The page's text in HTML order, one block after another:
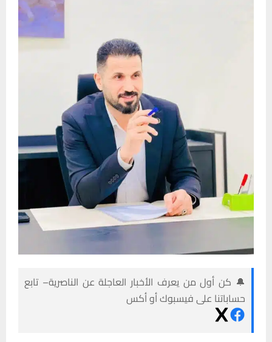
🔔 كن أول من يعرف الأخبار العاجلة عن الناصرية– تابع
حساباتنا على فيسبوك أو أكس